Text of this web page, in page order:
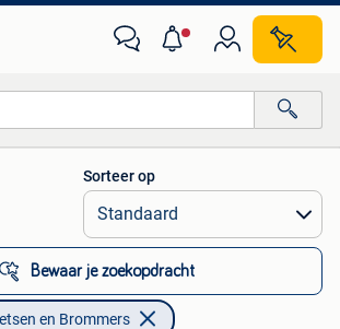
Alle afstanden…
Sorteer op
Bewaar je zoekopdracht
en Brommers